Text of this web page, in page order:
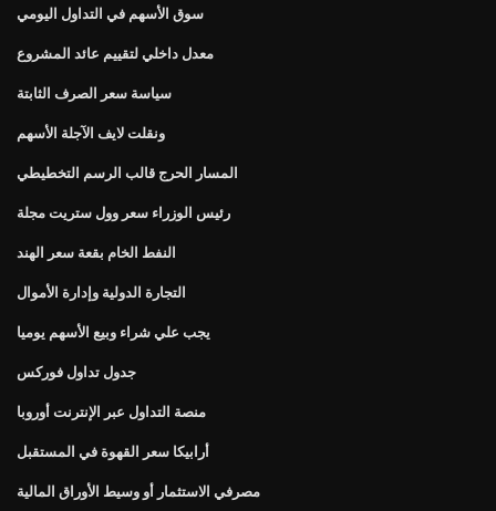
سوق الأسهم في التداول اليومي
معدل داخلي لتقييم عائد المشروع
سياسة سعر الصرف الثابتة
ونقلت لايف الآجلة الأسهم
المسار الحرج قالب الرسم التخطيطي
رئيس الوزراء سعر وول ستريت مجلة
النفط الخام بقعة سعر الهند
التجارة الدولية وإدارة الأموال
يجب علي شراء وبيع الأسهم يوميا
جدول تداول فوركس
منصة التداول عبر الإنترنت أوروبا
أرابيكا سعر القهوة في المستقبل
مصرفي الاستثمار أو وسيط الأوراق المالية